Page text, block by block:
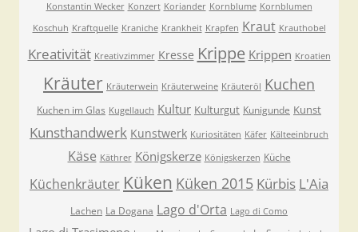
Konstantin Wecker Konzert Koriander Kornblume Kornblumen
Koschuh Kraftquelle Kraniche Krankheit Krapfen Kraut Krauthobel
Kreativität Kreativzimmer Kresse Krippe Krippen Kroatien
Kräuter Kräuterwein Kräuterweine Kräuteröl Kuchen
Kuchen im Glas Kugellauch Kultur Kulturgut Kunigunde Kunst
Kunsthandwerk Kunstwerk Kuriositäten Käfer Kälteeinbruch
Käse Käthrer Königskerze Königskerzen Küche
Küchenkräuter Küken Küken 2015 Kürbis L'Aia
Lachen La Dogana Lago d'Orta Lago di Como